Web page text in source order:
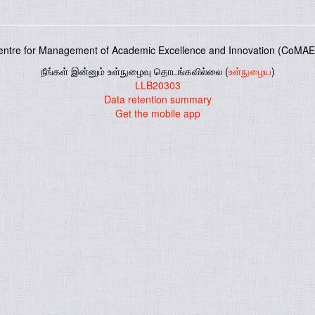
for Management of Academic Excellence and Innovation
நீங்கள் இன்னும் உள்நுழைவு தொடங்கவில்லை (உள்நுழைய)
LLB20303
Data retention summary
Get the mobile app